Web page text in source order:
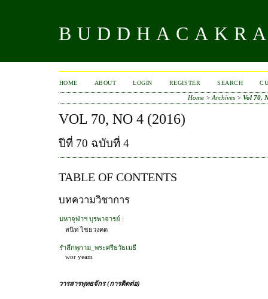
HOME ABOUT LOGIN REGISTER SEARCH
Home> Archives> Vol 70,
VOL 70, NO 4 (2016)
ปีที่ 70 ฉบับที่ 4
TABLE OF CONTENTS
บทความวิชาการ
มหาจุฬาฯ บุรพาจารย์ :
สนิท ไชยวงคต
รำลึกพุกาม_พระศรีธวัธเมธี
wor yeam
วารสารพุทธจักร (การติดต่อ)